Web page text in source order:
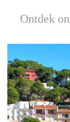
Ontdek